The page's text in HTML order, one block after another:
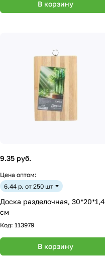
В корзину
9.35 руб.
Цена оптом:
6.44 р. от 250 шт
Доска разделочная, 30*20*1,4
см
Код: 113979
В корзину